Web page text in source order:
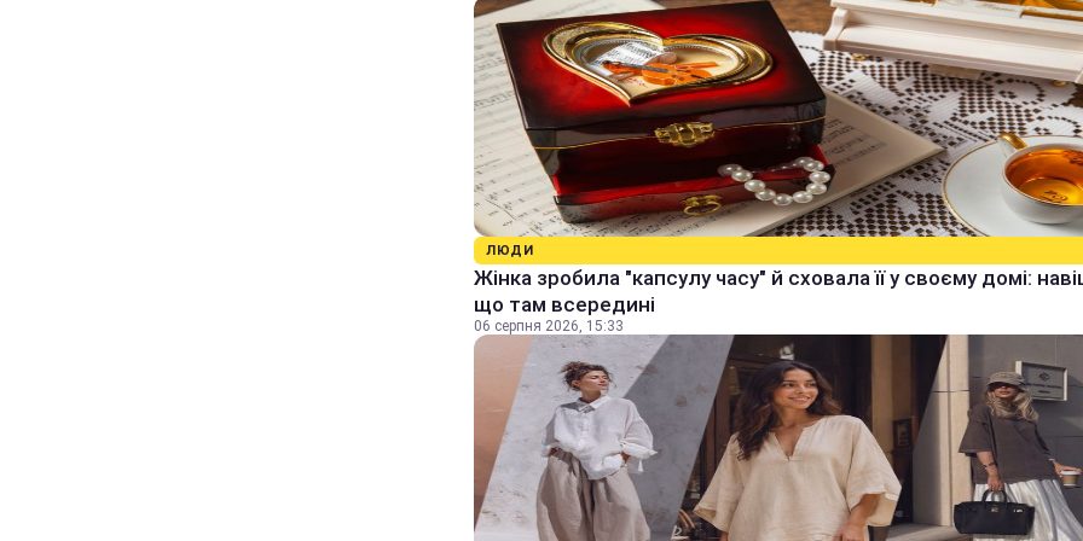
ЛЮДИ
Жінка зробила "капсулу часу" й сховала її у своєму домі:
що там всередині
06 серпня 2026, 15:33